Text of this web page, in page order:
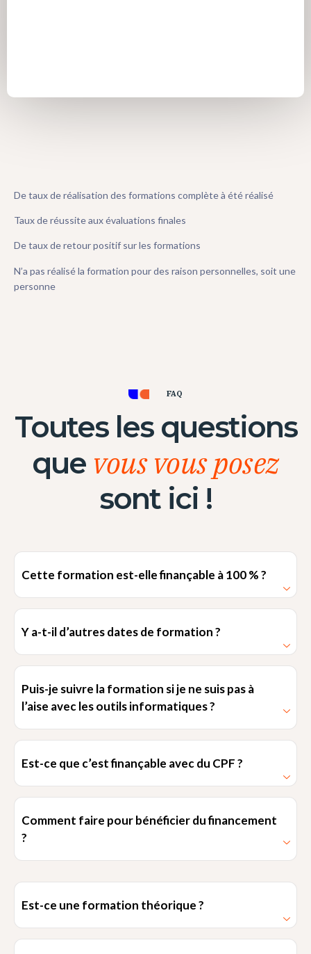
De taux de réalisation des formations complète à été réalisé
Taux de réussite aux évaluations finales
De taux de retour positif sur les formations
N’a pas réalisé la formation pour des raison personnelles, soit une
personne
FAQ
Toutes les questions
que vous vous posez
sont ici !
Cette formation est-elle finançable à 100 % ?
Y a-t-il d’autres dates de formation ?
Puis-je suivre la formation si je ne suis pas à
l’aise avec les outils informatiques ?
Est-ce que c’est finançable avec du CPF ?
Comment faire pour bénéficier du financement
?
Est-ce une formation théorique ?